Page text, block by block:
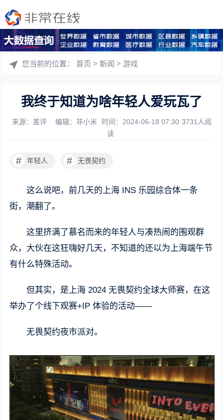
您当前的位置：首页 >新闻 > 游戏
我终于知道为啥年轻人爱玩瓦了
来源：差评 编辑：非小米 时间：2024-06-18 07:30 3731人阅
读
# 年轻人 # 无畏契约
这么说吧，前几天的上海 INS 乐园综合体一条
街，潮翻了。
这里挤满了慕名而来的年轻人与凑热闹的围观群
众，大伙在这狂嗨好几天，不知道的还以为上海端午节
有什么特殊活动。
但其实，是上海 2024 无畏契约全球大师赛，在这
举办了个线下观赛+IP 体验的活动——
无畏契约夜市派对。